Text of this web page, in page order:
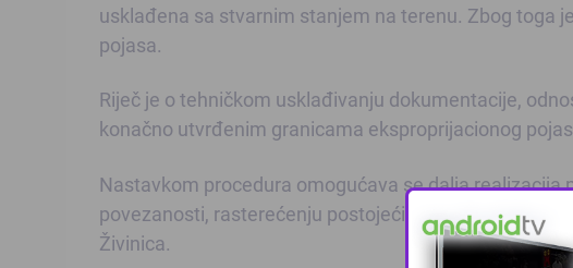
usklađena sa stvarnim stanjem na terenu. Zbog toga
pojasa.
Riječ je o tehničkom usklađivanju dokumentacije,
konačno utvrđenim granicama eksproprijacionog
Nastavkom procedura omogućava se dalja
povezanosti, rasterećenju postojećih saobraćajnica i
Živinica.